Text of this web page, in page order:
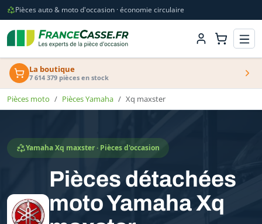
Pièces auto & moto d'occasion · économie circulaire
La boutique
7 614 379 pièces en stock
Pièces moto Pièces Yamaha Xq maxster
Yamaha Xq maxster · Pièces d'occasion
Pièces détachées
moto Yamaha Xq